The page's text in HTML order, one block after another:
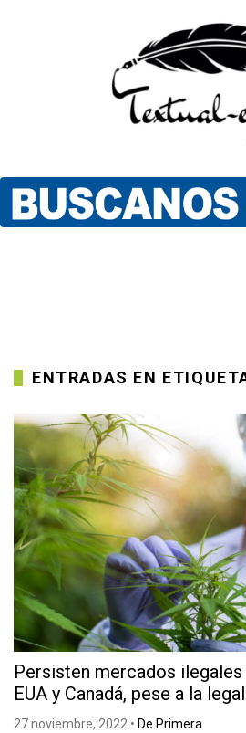
ENTRADAS EN
Persisten mercados ilegales
EUA y Canadá, pese a la
27 noviembre, 2022 • De Primera